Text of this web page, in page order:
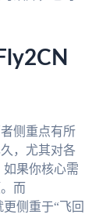
侧重点有所
，尤其对各
如果你核心需
而
侧重于“飞回